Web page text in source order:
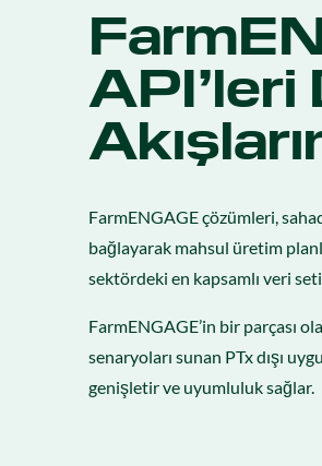
API’leri
FarmENGAGE çözümleri,
bağlayarak mahsul üretim
sektördeki en kapsamlı veri
FarmENGAGE’in bir parçası
senaryoları sunan PTx dışı
genişletir ve uyumluluk sağlar.